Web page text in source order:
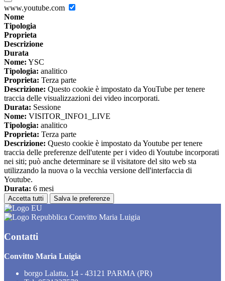
www.youtube.com
Nome
Tipologia
Proprieta
Descrizione
Durata
Nome: YSC
Tipologia: analitico
Proprieta: Terza parte
Descrizione: Questo cookie è impostato da YouTube per tenere
traccia delle visualizzazioni dei video incorporati.
Durata: Sessione
Nome: VISITOR_INFO1_LIVE
Tipologia: analitico
Proprieta: Terza parte
Descrizione: Questo cookie è impostato da Youtube per tenere
traccia delle preferenze dell'utente per i video di Youtube incorporati
nei siti; può anche determinare se il visitatore del sito web sta
utilizzando la nuova o la vecchia versione dell'interfaccia di
Youtube.
Durata: 6 mesi
Accetta tutti Salva le preferenze
Convitto Maria Luigia
Contatti
Convitto Maria Luigia
borgo Lalatta, 14 - 43121 PARMA (PR)